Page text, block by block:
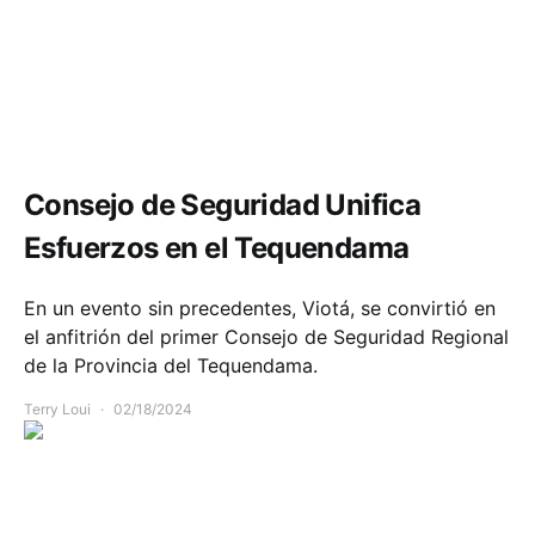
Consejo de Seguridad Unifica
Esfuerzos en el Tequendama
En un evento sin precedentes, Viotá, se convirtió en
el anfitrión del primer Consejo de Seguridad Regional
de la Provincia del Tequendama.
Terry Loui 02/18/2024